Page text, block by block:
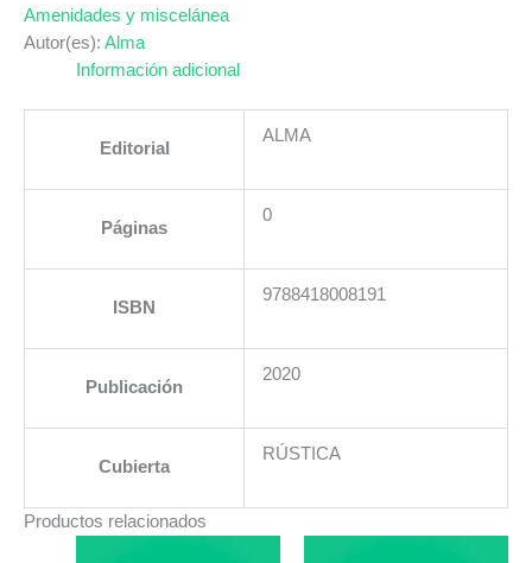
Amenidades y miscelánea
Autor(es): Alma
Información adicional
Editorial
ALMA
Páginas
0
ISBN
9788418008191
Publicación
2020
Cubierta
RÚSTICA
Productos relacionados